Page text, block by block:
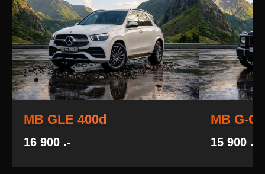
MB GLE 400d
16 900 .-
MB G-
15 900 .-